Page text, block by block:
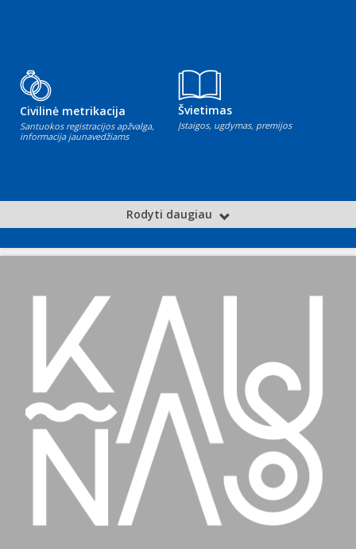
Civilinė metrikacija
Santuokos registracijos apžvalga,
informacija jaunavedžiams
Švietimas
Įstaigos, ugdymas, premijos
Rodyti daugiau